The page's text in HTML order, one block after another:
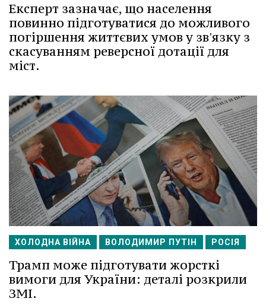
Експерт зазначає, що населення
повинно підготуватися до можливого
погіршення життєвих умов у зв'язку з
скасуванням реверсної дотації для
міст.
ХОЛОДНА ВІЙНА ВОЛОДИМИР ПУТІН РОСІЯ
Трамп може підготувати жорсткі
вимоги для України: деталі розкрили
ЗМІ.